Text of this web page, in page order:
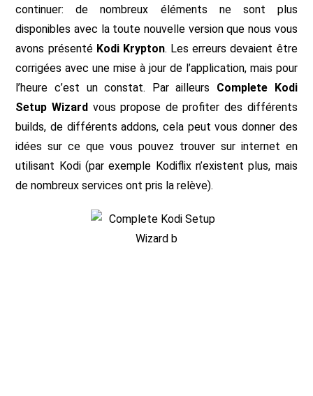
continuer: de nombreux éléments ne sont plus
disponibles avec la toute nouvelle version que nous vous
avons présenté Kodi Krypton. Les erreurs devaient être
corrigées avec une mise à jour de l’application, mais pour
l’heure c’est un constat. Par ailleurs Complete Kodi
Setup Wizard vous propose de profiter des différents
builds, de différents addons, cela peut vous donner des
idées sur ce que vous pouvez trouver sur internet en
utilisant Kodi (par exemple Kodiflix n’existent plus, mais
de nombreux services ont pris la relève).